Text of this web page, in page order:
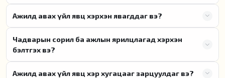
Ажилд авах үйл явц хэрхэн явагддаг вэ?
Чадварын сорил ба ажлын ярилцлагад хэрхэн
бэлтгэх вэ?
Ажилд авах үйл явц хэр хугацааг зарцуулдаг вэ?